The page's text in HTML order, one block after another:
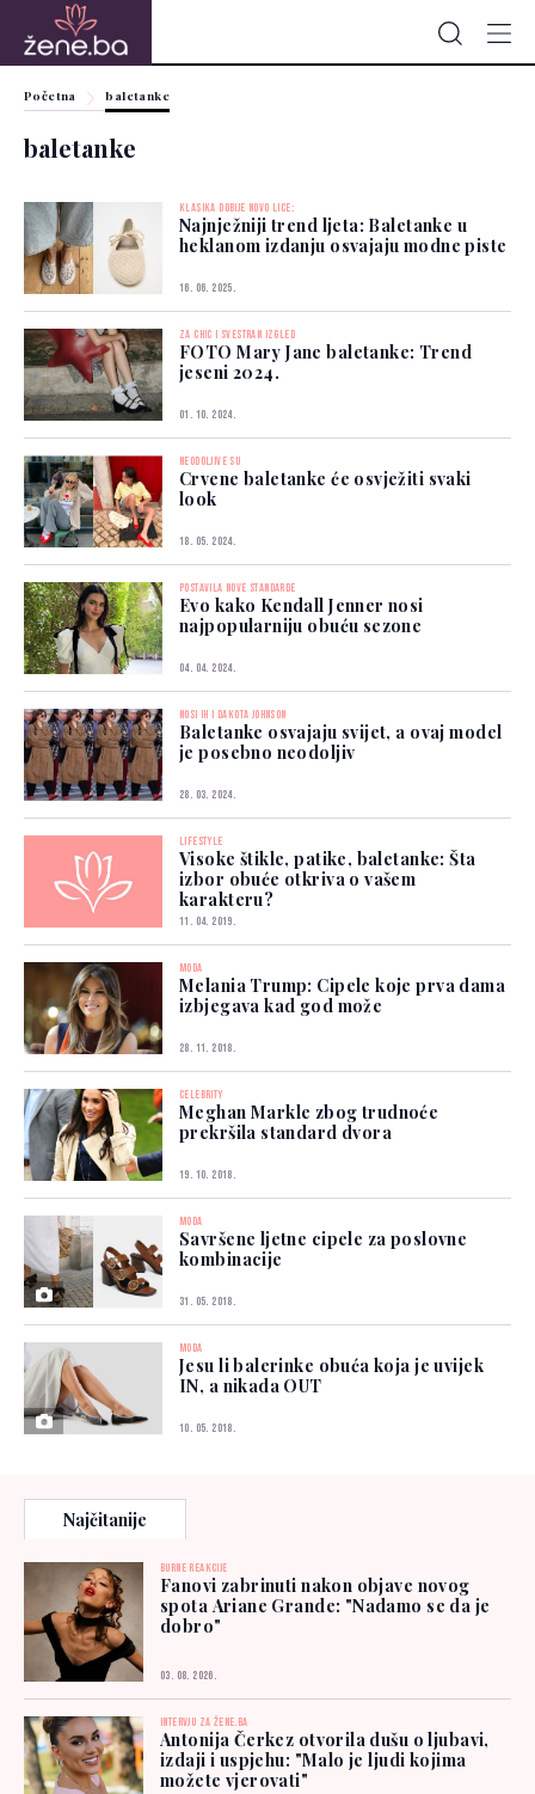
Početna baletanke
baletanke
KLASIKA DOBIJE NOVO LICE:
Najnježniji trend ljeta: Baletanke u
heklanom izdanju osvajaju modne piste
16. 06. 2025.
ZA CHIC I SVESTRAN IZGLED
FOTO Mary Jane baletanke: Trend
jeseni 2024.
01. 10. 2024.
NEODOLJIVE SU
Crvene baletanke će osvježiti svaki
look
18. 05. 2024.
POSTAVILA NOVE STANDARDE
Evo kako Kendall Jenner nosi
najpopularniju obuću sezone
04. 04. 2024.
NOSI IH I DAKOTA JOHNSON
Baletanke osvajaju svijet, a ovaj model
je posebno neodoljiv
28. 03. 2024.
LIFESTYLE
Visoke štikle, patike, baletanke: Šta
izbor obuće otkriva o vašem
karakteru?
11. 04. 2019.
MODA
Melania Trump: Cipele koje prva dama
izbjegava kad god može
28. 11. 2018.
CELEBRITY
Meghan Markle zbog trudnoće
prekršila standard dvora
19. 10. 2018.
MODA
Savršene ljetne cipele za poslovne
kombinacije
31. 05. 2018.
MODA
Jesu li balerinke obuća koja je uvijek
IN, a nikada OUT
10. 05. 2018.
Najčitanije
BURNE REAKCIJE
Fanovi zabrinuti nakon objave novog
spota Ariane Grande: "Nadamo se da je
dobro"
03. 08. 2026.
INTERVJU ZA ŽENE.BA
Antonija Čerkez otvorila dušu o ljubavi,
izdaji i uspjehu: "Malo je ljudi kojima
možete vjerovati"